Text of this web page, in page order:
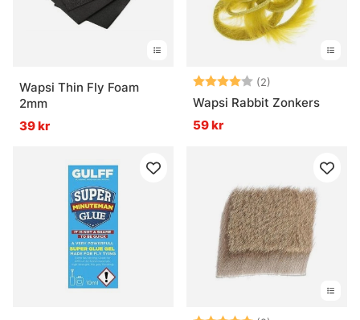
Wapsi Thin Fly Foam
2mm
39 kr
Betyg: (2)
Wapsi Rabbit Zonkers
59 kr